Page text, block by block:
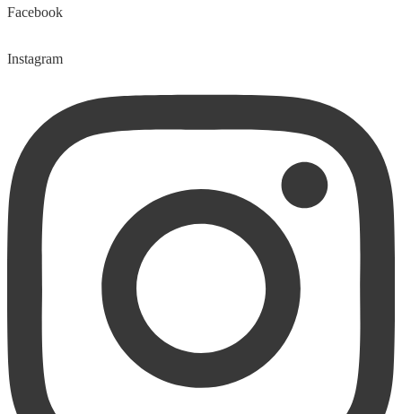
Facebook
Instagram